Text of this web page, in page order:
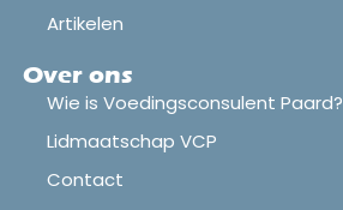
Artikelen
Over ons
Wie is Voedingsconsulent Paard?
Lidmaatschap VCP
Contact